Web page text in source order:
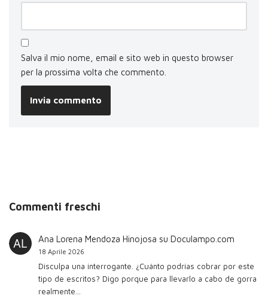
Salva il mio nome, email e sito web in questo browser
per la prossima volta che commento.
Commenti freschi
Ana Lorena Mendoza Hinojosa su Doculampo.com
18 Aprile 2026
Disculpa una interrogante. ¿Cuánto podrías cobrar por este
tipo de escritos? Digo porque para llevarlo a cabo de gorra
realmente…